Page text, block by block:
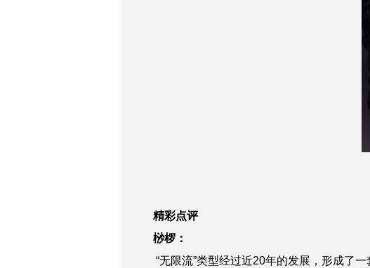
精彩点评
桫椤：
“无限流”类型经过近20年的发展，形成了一